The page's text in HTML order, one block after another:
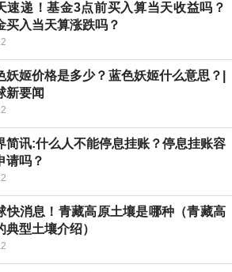
速递！基金3点前买入算当天收益吗？
买入当天算涨跌吗？
妖姬价格是多少？蓝色妖姬什么意思？|
新要闻
简讯:什么人不能停息挂账？停息挂账容
请吗？
快消息！青藏高原土壤是哪种（青藏高
典型土壤介绍）